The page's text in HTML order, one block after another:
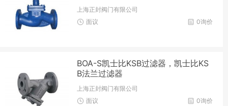
上海正封阀门有限公司
0询价
面议
BOA-S凯士比KSB过滤器，凯士比KS
B法兰过滤器
上海正封阀门有限公司
0询价
面议